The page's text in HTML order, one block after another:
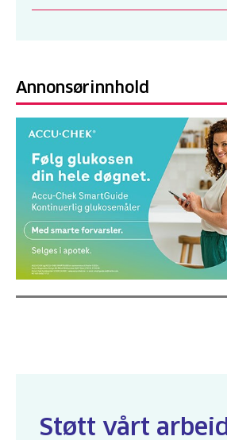
Annonsørinnhold
Støtt vårt arbeid